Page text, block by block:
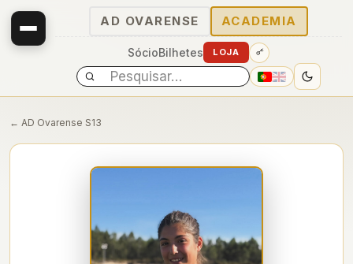
AD OVARENSE ACADEMIA
SócioBilhetes LOJA
← AD Ovarense S13